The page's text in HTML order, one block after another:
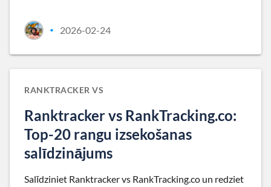
• 2026-02-24
RANKTRACKER VS
Ranktracker vs RankTracking.co:
Top-20 rangu izsekošanas
salīdzinājums
Salīdziniet Ranktracker vs RankTracking.co un redziet